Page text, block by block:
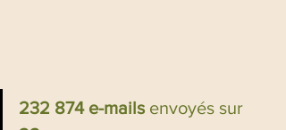
232 874 e-mails envoyés sur